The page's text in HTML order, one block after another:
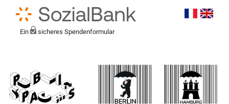
Ein sicheres Spendenformular